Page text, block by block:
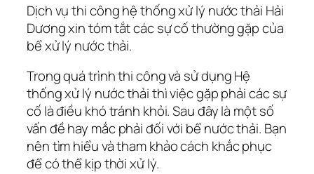
Dịch vụ thi công hệ thống xử lý nước thải Hải
Dương xin tóm tắt các sự cố thường gặp của
bể xử lý nước thải.
Trong quá trình thi công và sử dụng Hệ
thống xử lý nước thải thì việc gặp phải các sự
cố là điều khó tránh khỏi. Sau đây là một số
vấn đề hay mắc phải đối với bể nước thải. Bạn
nên tìm hiểu và tham khảo cách khắc phục
để có thể kịp thời xử lý.